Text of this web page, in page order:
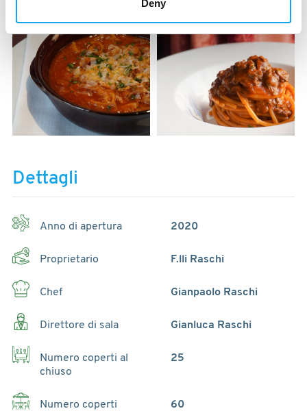
Deny
Dettagli
Anno di apertura 2020
Proprietario F.lli Raschi
Chef Gianpaolo Raschi
Direttore di sala Gianluca Raschi
Numero coperti al
chiuso
25
Numero coperti
60